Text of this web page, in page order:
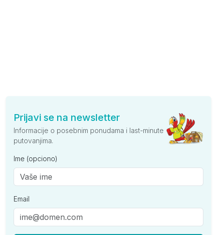
Prijavi se na newsletter
Informacije o posebnim ponudama i last-minute
putovanjima.
Ime (opciono)
Email